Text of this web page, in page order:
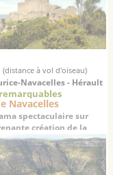
(distance à vol d'oiseau)
Navacelles - Hérault
Navacelles
spectaculaire sur
création de la